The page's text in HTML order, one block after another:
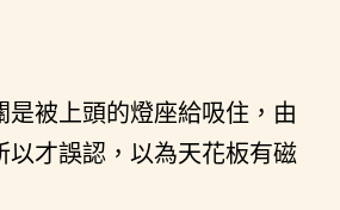
是被上頭的燈座給吸住，由
以才誤認，以為天花板有磁